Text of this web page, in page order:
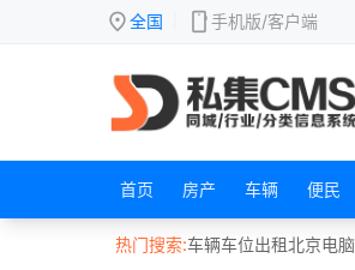
location_on全国 mobile手机版/客户端
首页 房产 车辆 便民
热门搜索:车辆车位出租北京电脑